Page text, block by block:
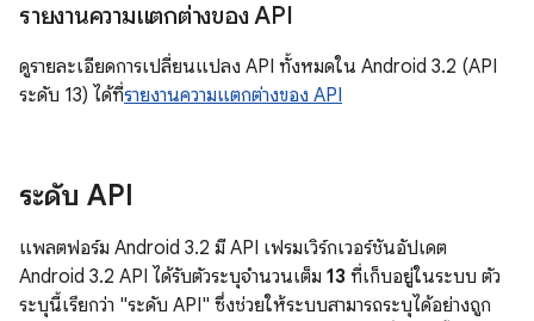
รายงานความแตกต่างของ API
ดูรายละเอียดการเปลี่ยนแปลง API ทั้งหมดใน Android 3.2 (API
ระดับ 13) ได้ที่รายงานความแตกต่างของ API
ระดับ API
แพลตฟอร์ม Android 3.2 มี API เฟรมเวิร์กเวอร์ชันอัปเดต
Android 3.2 API ได้รับตัวระบุจำนวนเต็ม 13 ที่เก็บอยู่ในระบบ ตัว
ระบุนี้เรียกว่า "ระดับ API" ซึ่งช่วยให้ระบบสามารถระบุได้อย่างถูก